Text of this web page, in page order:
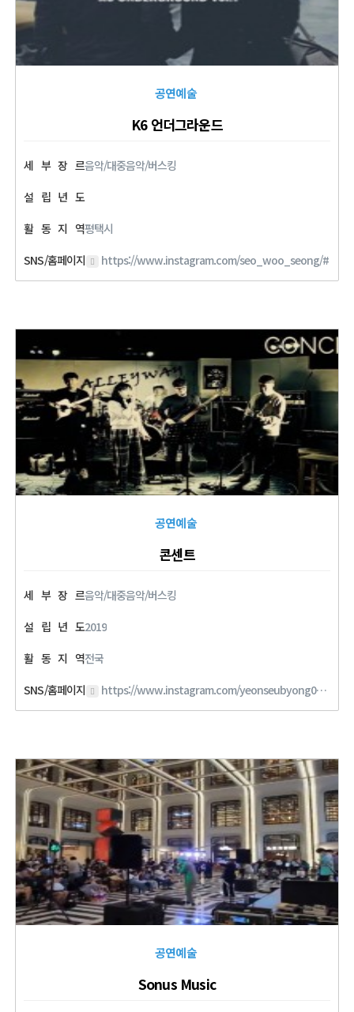
공연예술
K6 언더그라운드
세 부 장 르음악/대중음악/버스킹
설 립 년 도
활 동 지 역평택시
SNS/홈페이지
https://www.instagram.com/seo_woo_seong/#
공연예술
콘센트
세 부 장 르음악/대중음악/버스킹
설 립 년 도2019
활 동 지 역전국
SNS/홈페이지
https://www.instagram.com/yeonseubyong0107?igsh=MW8xOGNmNTlxbWFmMQ==
공연예술
Sonus Music